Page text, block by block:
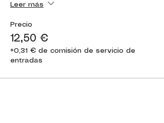
Leer más
Precio
12,50 €
+0,31 € de comisión de servicio de
entradas